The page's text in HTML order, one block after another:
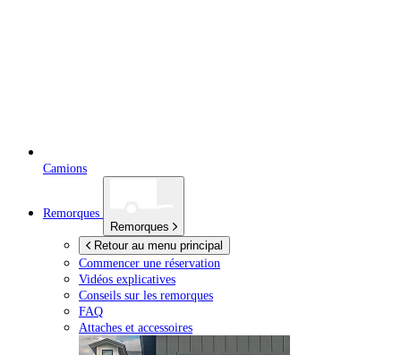
Camions
Remorques
Remorques
Retour au menu principal
Commencer une réservation
Vidéos explicatives
Conseils sur les remorques
FAQ
Attaches et accessoires